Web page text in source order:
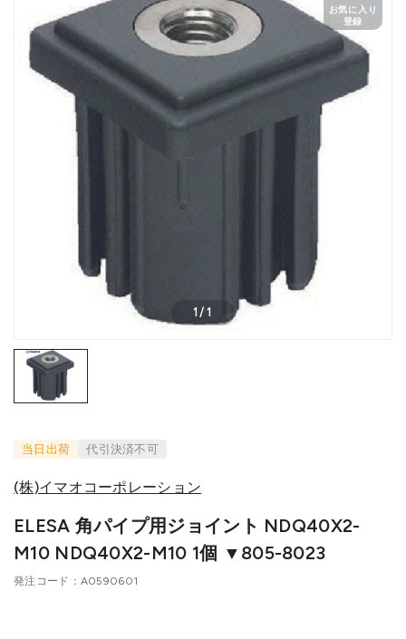
1/ 1
お気に入り
登録
当日出荷 代引決済不可
(株)イマオコーポレーション
ELESA 角パイプ用ジョイント NDQ40X2-
M10 NDQ40X2-M10 1個 ▼805-8023
発注コード A0590601